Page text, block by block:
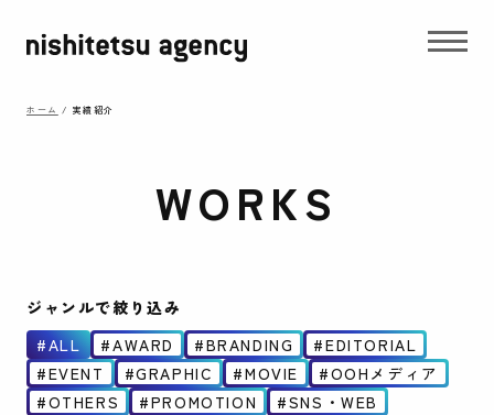
ホーム / 実績紹介
WORKS
ジャンルで絞り込み
ALL
AWARD BRANDING
EDITORIAL
EVENT
GRAPHIC MOVIE
OOHメディア
OTHERS
PROMOTION SNS・WEB